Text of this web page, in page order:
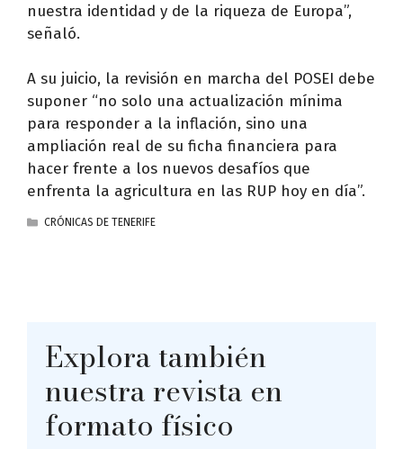
nuestra identidad y de la riqueza de Europa”,
señaló.
A su juicio, la revisión en marcha del POSEI debe
suponer “no solo una actualización mínima
para responder a la inflación, sino una
ampliación real de su ficha financiera para
hacer frente a los nuevos desafíos que
enfrenta la agricultura en las RUP hoy en día”.
CATEGORÍAS
CRÓNICAS DE TENERIFE
Explora también
nuestra revista en
formato físico